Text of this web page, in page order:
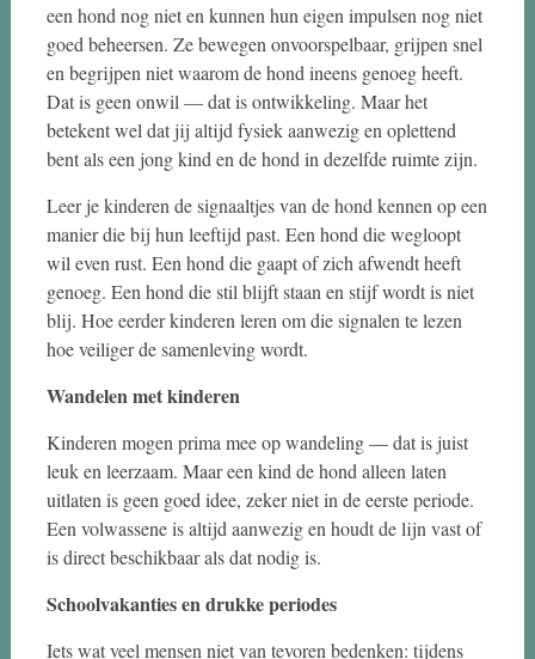
een hond nog niet en kunnen hun eigen impulsen nog niet
goed beheersen. Ze bewegen onvoorspelbaar, grijpen snel
en begrijpen niet waarom de hond ineens genoeg heeft.
Dat is geen onwil — dat is ontwikkeling. Maar het
betekent wel dat jij altijd fysiek aanwezig en oplettend
bent als een jong kind en de hond in dezelfde ruimte zijn.
Leer je kinderen de signaaltjes van de hond kennen op een
manier die bij hun leeftijd past. Een hond die wegloopt
wil even rust. Een hond die gaapt of zich afwendt heeft
genoeg. Een hond die stil blijft staan en stijf wordt is niet
blij. Hoe eerder kinderen leren om die signalen te lezen
hoe veiliger de samenleving wordt.
Wandelen met kinderen
Kinderen mogen prima mee op wandeling — dat is juist
leuk en leerzaam. Maar een kind de hond alleen laten
uitlaten is geen goed idee, zeker niet in de eerste periode.
Een volwassene is altijd aanwezig en houdt de lijn vast of
is direct beschikbaar als dat nodig is.
Schoolvakanties en drukke periodes
Iets wat veel mensen niet van tevoren bedenken: tijdens